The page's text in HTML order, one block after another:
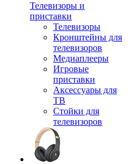
Телевизоры и
приставки
Телевизоры
Кронштейны для
телевизоров
Медиаплееры
Игровые
приставки
Аксессуары для
ТВ
Стойки для
телевизоров